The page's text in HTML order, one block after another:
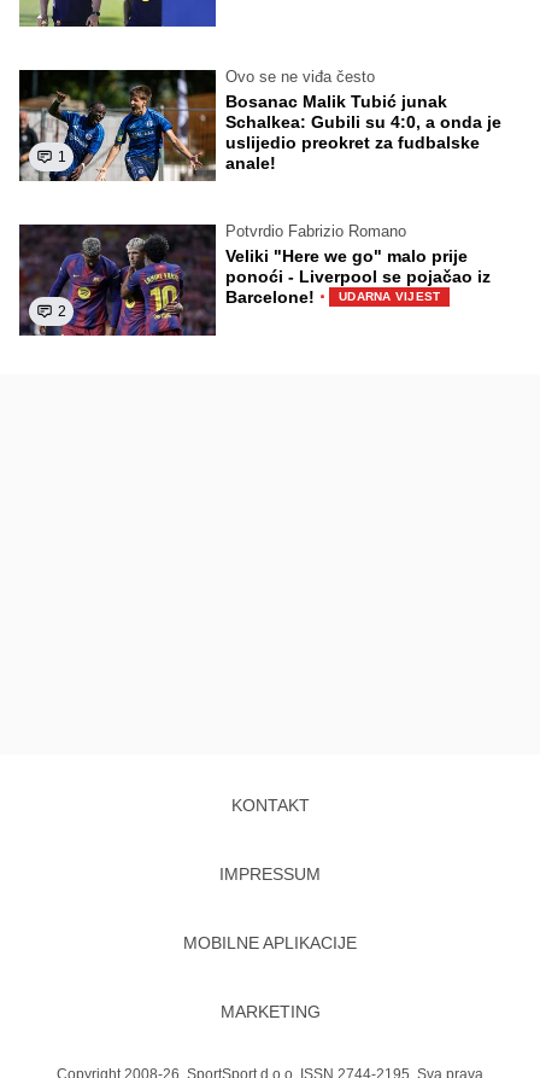
1
Ovo se ne viđa često
Bosanac Malik Tubić junak
Schalkea: Gubili su 4:0, a onda je
uslijedio preokret za fudbalske
anale!
2
Potvrdio Fabrizio Romano
Veliki "Here we go" malo prije
ponoći - Liverpool se pojačao iz
Barcelone! · UDARNA VIJEST
KONTAKT
IMPRESSUM
MOBILNE APLIKACIJE
MARKETING
Copyright 2008-26. SportSport d.o.o. ISSN 2744-2195. Sva prava